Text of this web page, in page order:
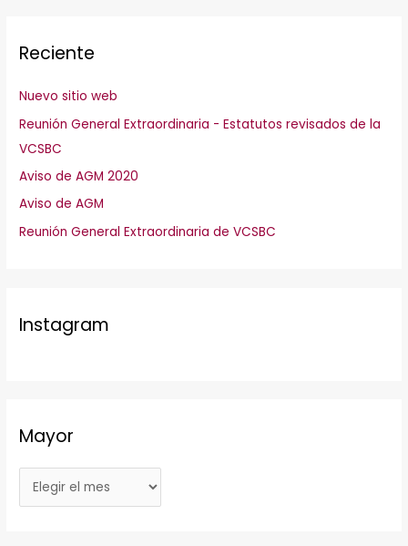
Reciente
Nuevo sitio web
Reunión General Extraordinaria - Estatutos revisados de la
VCSBC
Aviso de AGM 2020
Aviso de AGM
Reunión General Extraordinaria de VCSBC
Instagram
Mayor